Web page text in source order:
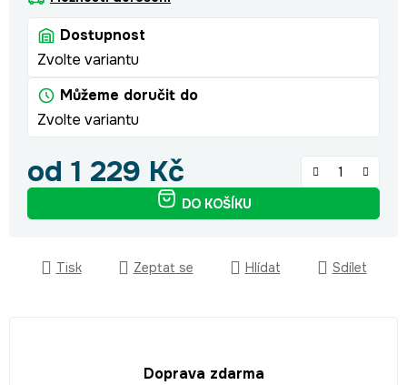
Dostupnost
Zvolte variantu
Můžeme doručit do
Zvolte variantu
od 1 229 Kč
DO KOŠÍKU
Tisk Zeptat se Hlídat Sdílet
Doprava zdarma